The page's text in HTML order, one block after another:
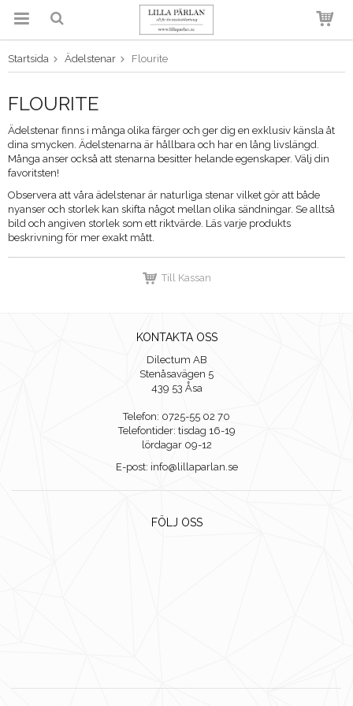
Produkten har blivit tillagd i
varukorgen
Startsida Ädelstenar Flourite
FLOURITE
Ädelstenar finns i många olika färger och ger dig en exklusiv känsla åt
dina smycken. Ädelstenarna är hållbara och har en lång livslängd.
Många anser också att stenarna besitter helande egenskaper. Välj din
favoritsten!
Observera att våra ädelstenar är naturliga stenar vilket gör att både
nyanser och storlek kan skifta något mellan olika sändningar. Se alltså
bild och angiven storlek som ett riktvärde. Läs varje produkts
beskrivning för mer exakt mått.
Till Kassan
KONTAKTA OSS
Dilectum AB
Stenåsavägen 5
439 53 Åsa
Telefon: 0725-55 02 70
Telefontider: tisdag 16-19
lördagar 09-12
E-post: info@lillaparlan.se
FÖLJ OSS